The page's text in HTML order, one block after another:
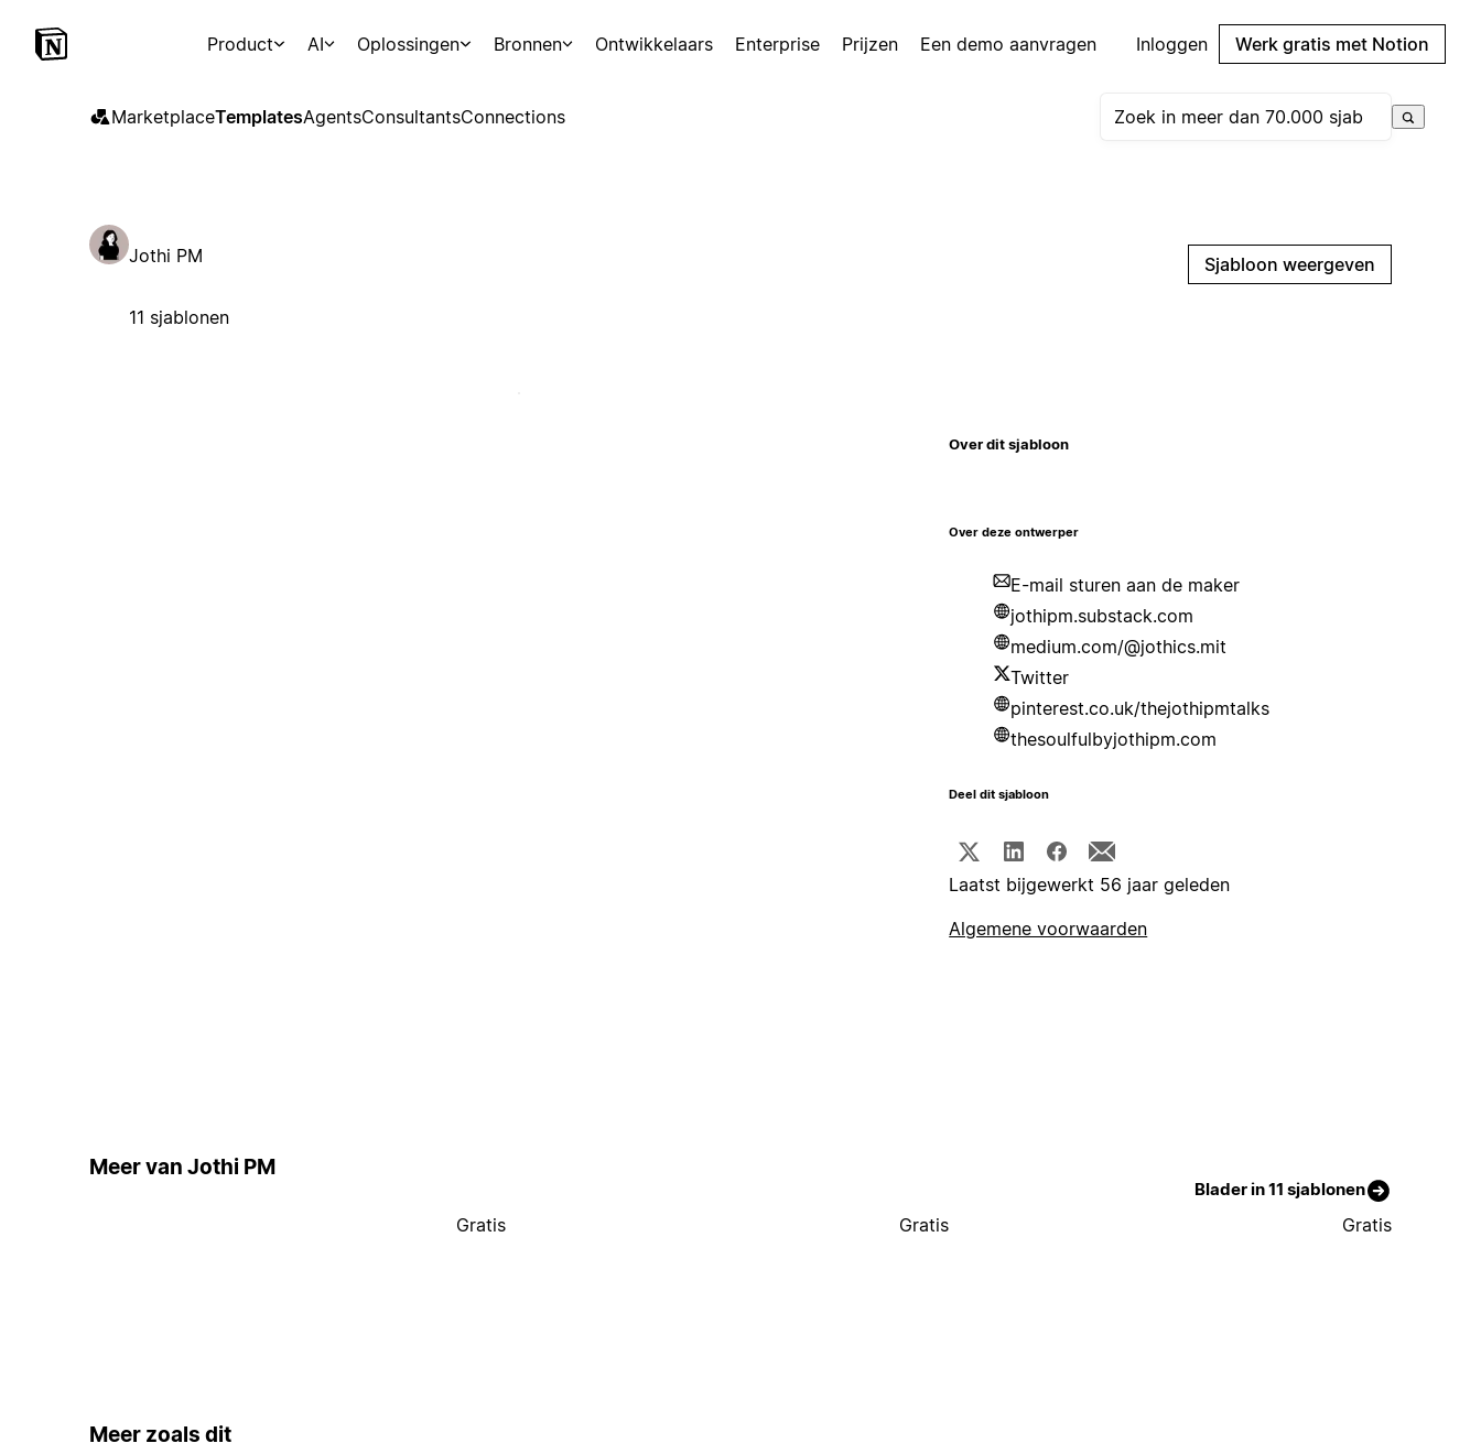
Product AI Oplossingen Bronnen Ontwikkelaars Enterprise Prijzen Een demo aanvragen Inloggen Werk gratis met Notion
MarketplaceTemplatesAgentsConsultantsConnections
Jothi PM
11 sjablonen
Sjabloon weergeven
Over dit sjabloon
Over deze ontwerper
E-mail sturen aan de maker
jothipm.substack.com
medium.com/@jothics.mit
Twitter
pinterest.co.uk/thejothipmtalks
thesoulfulbyjothipm.com
Deel dit sjabloon
Laatst bijgewerkt 56 jaar geleden
Algemene voorwaarden
Meer van Jothi PM
Blader in 11 sjablonen
Gratis Gratis Gratis
Meer zoals dit